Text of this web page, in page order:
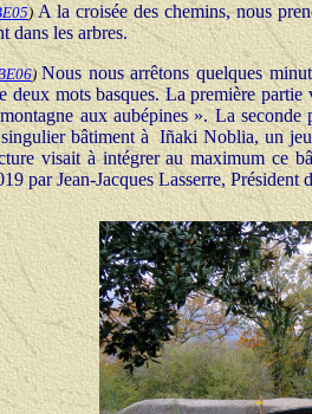
) A la croisée des chemins, nous
dans les arbres.
) Nous nous arrêtons quelques
deux mots basques. La première
aux aubépines ». La
bâtiment à Iñaki Noblia, un
visait à intégrer au maximum ce
par Jean-Jacques Lasserre, Président